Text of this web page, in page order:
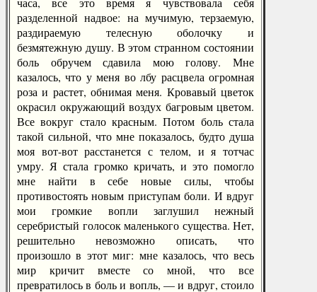
разделенной надвое: на мучимую, терзаемую,
раздираемую телесную оболочку и
безмятежную душу. В этом странном состоянии
боль обручем сдавила мою голову. Мне
казалось, что у меня во лбу расцвела огромная
роза и растет, обнимая меня. Кровавый цветок
окрасил окружающий воздух багровым цветом.
Все вокруг стало красным. Потом боль стала
такой сильной, что мне показалось, будто душа
моя вот-вот расстанется с телом, и я тотчас
умру. Я стала громко кричать, и это помогло
мне найти в себе новые силы, чтобы
противостоять новым приступам боли. И вдруг
мои громкие вопли заглушил нежный
серебристый голосок маленького существа. Нет,
решительно невозможно описать, что
произошло в этот миг: мне казалось, что весь
мир кричит вместе со мной, что все
превратилось в боль и вопль, — и вдруг, стоило